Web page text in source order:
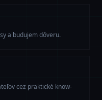
a budujem dôveru.
cez praktické know-